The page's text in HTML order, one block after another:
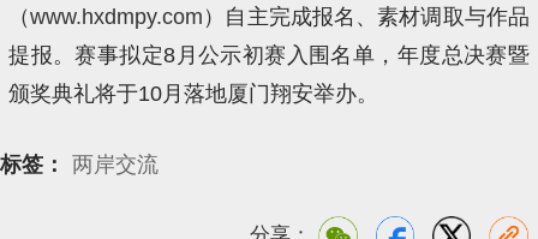
（www.hxdmpy.com ）自主完成报名、素材调取与作品
提报。赛事拟定8月公示初赛入围名单，年度总决赛暨
颁奖典礼将于10月落地厦门翔安举办。
标签： 两岸交流